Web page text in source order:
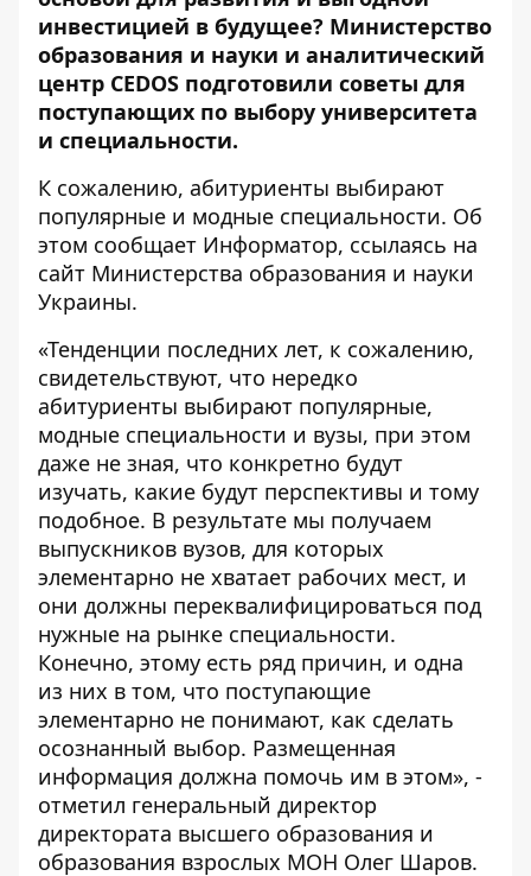
инвестицией в будущее? Министерство
образования и науки и аналитический
центр CEDOS подготовили советы для
поступающих по выбору университета
и специальности.
К сожалению, абитуриенты выбирают
популярные и модные специальности. Об
этом сообщает Информатор, ссылаясь на
сайт Министерства образования и науки
Украины.
«Тенденции последних лет, к сожалению,
свидетельствуют, что нередко
абитуриенты выбирают популярные,
модные специальности и вузы, при этом
даже не зная, что конкретно будут
изучать, какие будут перспективы и тому
подобное. В результате мы получаем
выпускников вузов, для которых
элементарно не хватает рабочих мест, и
они должны переквалифицироваться под
нужные на рынке специальности.
Конечно, этому есть ряд причин, и одна
из них в том, что поступающие
элементарно не понимают, как сделать
осознанный выбор. Размещенная
информация должна помочь им в этом», -
отметил генеральный директор
директората высшего образования и
образования взрослых МОН Олег Шаров.